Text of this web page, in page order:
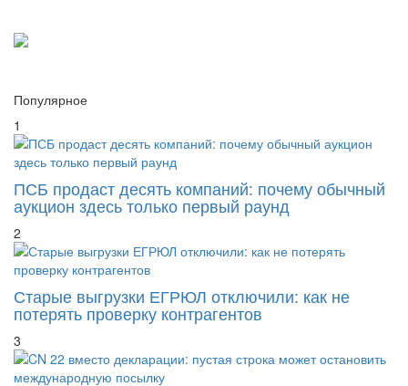
Популярное
1
ПСБ продаст десять компаний: почему обычный
аукцион здесь только первый раунд
2
Старые выгрузки ЕГРЮЛ отключили: как не
потерять проверку контрагентов
3